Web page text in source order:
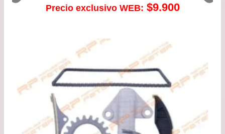
Precio exclusivo WEB: $9.900